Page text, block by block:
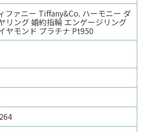
ファニー Tiffany&Co. ハーモニー ダ
リング 婚約指輪 エンゲージリング
ヤモンド プラチナ Pt950